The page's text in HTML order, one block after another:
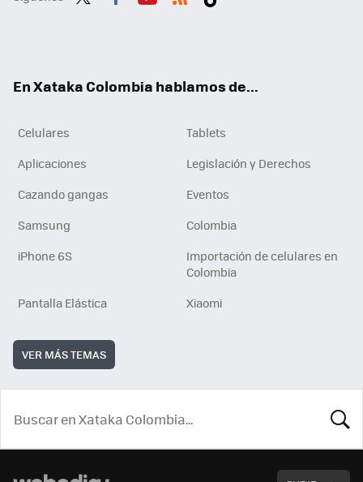
En Xataka Colombia hablamos de...
Celulares
Tablets
Aplicaciones
Legislación y Derechos
Cazando gangas
Eventos
Samsung
Colombia
iPhone 6S
Importación de celulares en
Colombia
Pantalla Elástica
Xiaomi
VER MÁS TEMAS